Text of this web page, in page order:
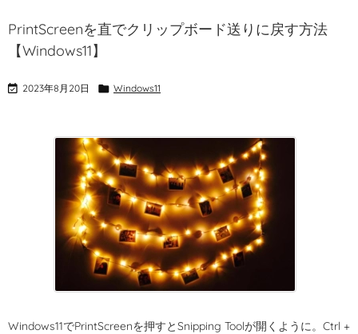
PrintScreenを直でクリップボード送りに戻す方法
【Windows11】
 2023年8月20日  Windows11
Windows11でPrintScreenを押すとSnipping Toolが開くように。 Ctrl +